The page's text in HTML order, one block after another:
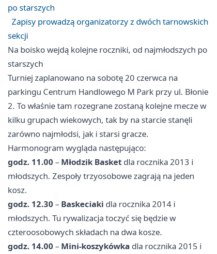
po starszych
Zapisy prowadzą organizatorzy z dwóch tarnowskich
sekcji
Na boisko wejdą kolejne roczniki, od najmłodszych po
starszych
Turniej zaplanowano na sobotę 20 czerwca na
parkingu Centrum Handlowego M Park przy ul. Błonie
2. To właśnie tam rozegrane zostaną kolejne mecze w
kilku grupach wiekowych, tak by na starcie stanęli
zarówno najmłodsi, jak i starsi gracze.
Harmonogram wygląda następująco:
godz. 11.00 – Młodzik Basket dla rocznika 2013 i
młodszych. Zespoły trzyosobowe zagrają na jeden
kosz.
godz. 12.30 – Baskeciaki dla rocznika 2014 i
młodszych. Tu rywalizacja toczyć się będzie w
czteroosobowych składach na dwa kosze.
godz. 14.00 – Mini-koszykówka dla rocznika 2015 i